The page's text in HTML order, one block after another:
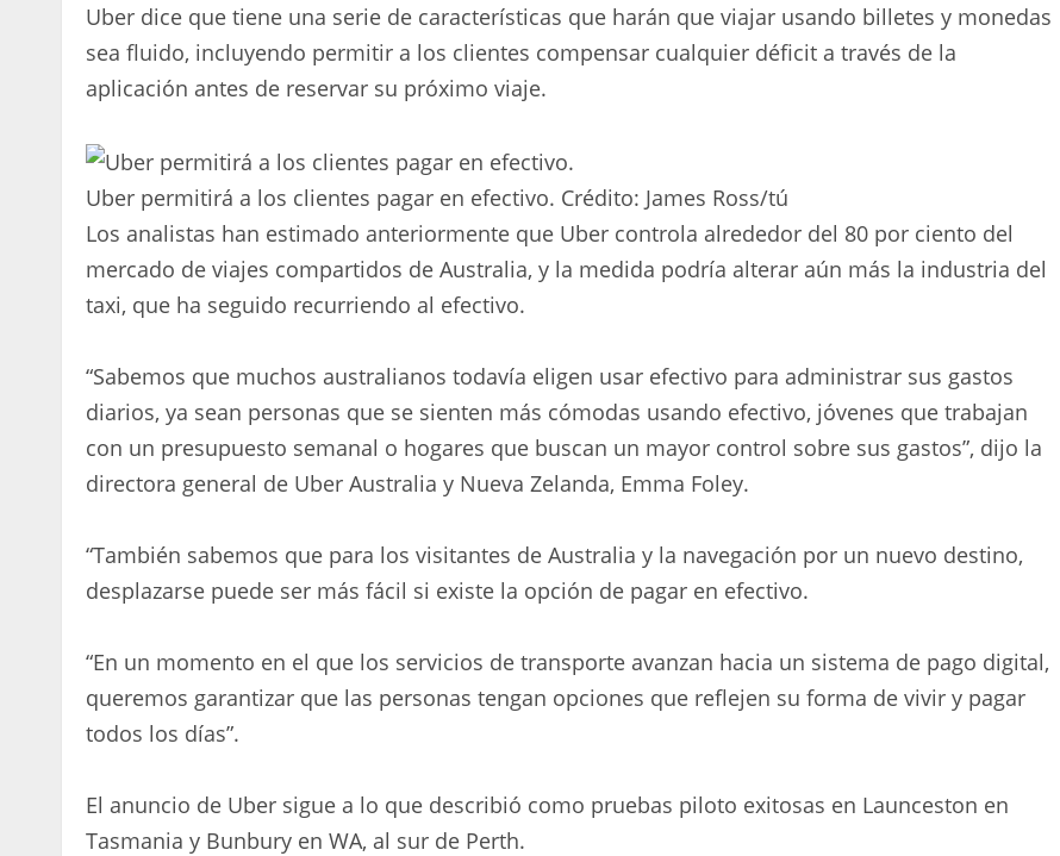
Uber dice que tiene una serie de características que harán que viajar usando billetes y monedas
sea fluido, incluyendo permitir a los clientes compensar cualquier déficit a través de la
aplicación antes de reservar su próximo viaje.
Uber permitirá a los clientes pagar en efectivo. Crédito: James Ross/tú
Los analistas han estimado anteriormente que Uber controla alrededor del 80 por ciento del
mercado de viajes compartidos de Australia, y la medida podría alterar aún más la industria del
taxi, que ha seguido recurriendo al efectivo.
“Sabemos que muchos australianos todavía eligen usar efectivo para administrar sus gastos
diarios, ya sean personas que se sienten más cómodas usando efectivo, jóvenes que trabajan
con un presupuesto semanal o hogares que buscan un mayor control sobre sus gastos”, dijo la
directora general de Uber Australia y Nueva Zelanda, Emma Foley.
“También sabemos que para los visitantes de Australia y la navegación por un nuevo destino,
desplazarse puede ser más fácil si existe la opción de pagar en efectivo.
“En un momento en el que los servicios de transporte avanzan hacia un sistema de pago digital,
queremos garantizar que las personas tengan opciones que reflejen su forma de vivir y pagar
todos los días”.
El anuncio de Uber sigue a lo que describió como pruebas piloto exitosas en Launceston en
Tasmania y Bunbury en WA, al sur de Perth.